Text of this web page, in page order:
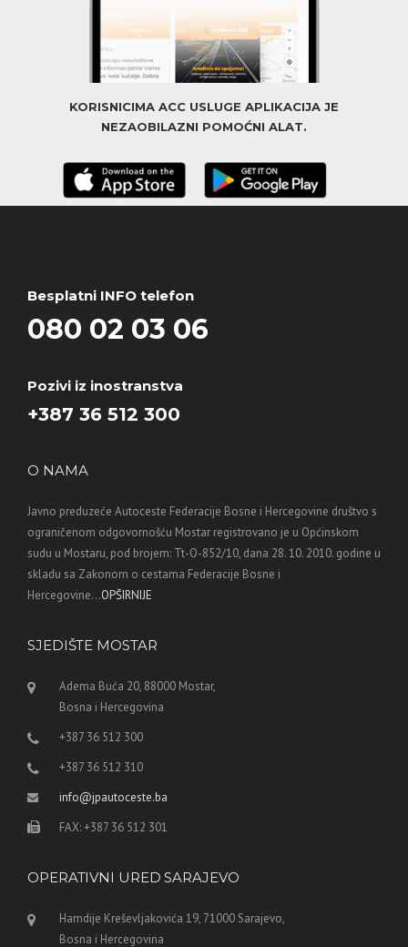
KORISNICIMA ACC USLUGE APLIKACIJA JE
NEZAOBILAZNI POMOĆNI ALAT.
Besplatni INFO telefon
080 02 03 06
Pozivi iz inostranstva
+387 36 512 300
O NAMA
Javno preduzeće Autoceste Federacije Bosne i Hercegovine društvo s
ograničenom odgovornošću Mostar registrovano je u Općinskom
sudu u Mostaru, pod brojem: Tt-O-852/10, dana 28. 10. 2010. godine u
skladu sa Zakonom o cestama Federacije Bosne i
Hercegovine...OPŠIRNIJE
SJEDIŠTE MOSTAR
Adema Buća 20, 88000 Mostar,
Bosna i Hercegovina
+387 36 512 300
+387 36 512 310
info@jpautoceste.ba
FAX: +387 36 512 301
OPERATIVNI URED SARAJEVO
Hamdije Kreševljakovića 19, 71000 Sarajevo,
Bosna i Hercegovina